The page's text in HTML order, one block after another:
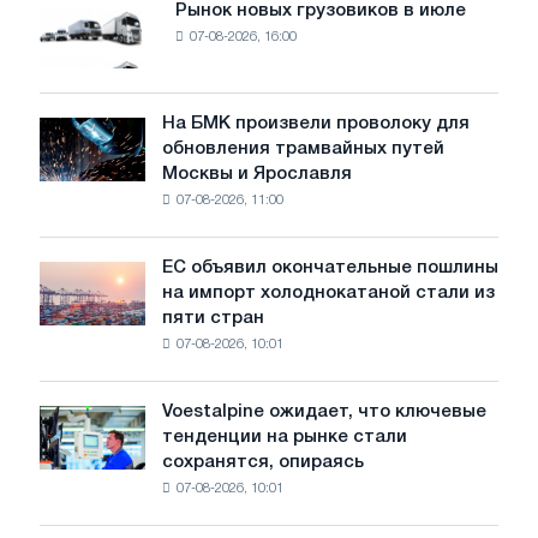
Рынок
новых
грузовиков
в
июле
Рынок новых грузовиков в июле
07-08-2026, 16:00
На
БМК
произвели
трамвайных
путей
Москвы
Ярославля
На БМК произвели проволоку для
обновления трамвайных путей
Москвы и Ярославля
07-08-2026, 11:00
объявил
окончательные
холоднокатаной
стали
из
стран
ЕС объявил окончательные пошлины
на импорт холоднокатаной стали из
пяти стран
07-08-2026, 10:01
Voestalpine
ожидает,
что
Voestalpine ожидает, что ключевые
тенденции на рынке стали
сохранятся, опираясь
07-08-2026, 10:01